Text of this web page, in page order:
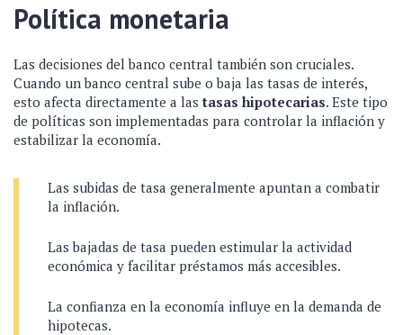
Política monetaria
Las decisiones del banco central también son cruciales.
Cuando un banco central sube o baja las tasas de interés,
esto afecta directamente a lastasas hipotecarias. Este tipo
de políticas son implementadas para controlar la inflación y
estabilizar la economía.
Las subidas de tasa generalmente apuntan a combatir
la inflación.
Las bajadas de tasa pueden estimular la actividad
económica y facilitar préstamos más accesibles.
La confianza en la economía influye en la demanda de
hipotecas.